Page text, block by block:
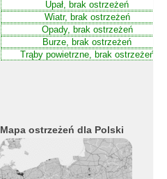
Mapa ostrzeżeń dla Polski